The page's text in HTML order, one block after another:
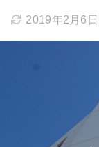
2019年2月6日